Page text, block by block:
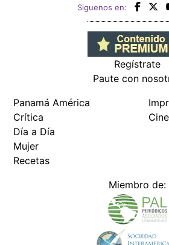
Siguenos en:
Regístrate
Paute con
Panamá América
Crítica
Día a Día
Mujer
Recetas
Cine
Miembro de: